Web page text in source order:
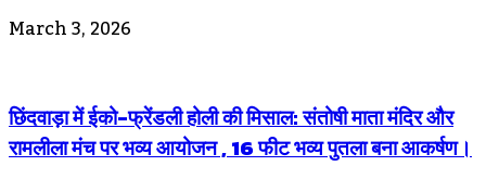
March 3, 2026
छिंदवाड़ा में ईको-फ्रेंडली होली की मिसाल: संतोषी माता मंदिर और
रामलीला मंच पर भव्य आयोजन , 16 फीट भव्य पुतला बना आकर्षण।